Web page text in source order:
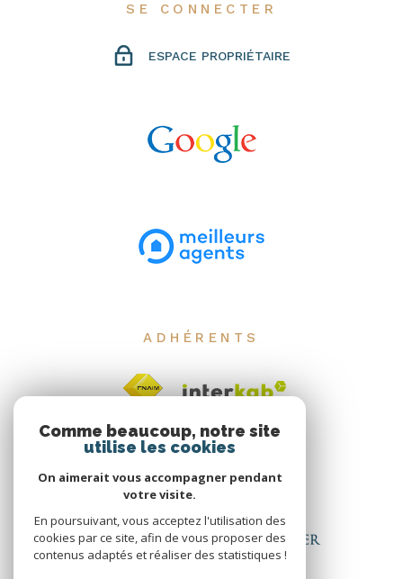
SE CONNECTER
ESPACE PROPRIÉTAIRE
ADHÉRENTS
Comme beaucoup, notre site
utilise les cookies
On aimerait vous accompagner pendant
votre visite.
En poursuivant, vous acceptez l'utilisation des
cookies par ce site, afin de vous proposer des
contenus adaptés et réaliser des statistiques !